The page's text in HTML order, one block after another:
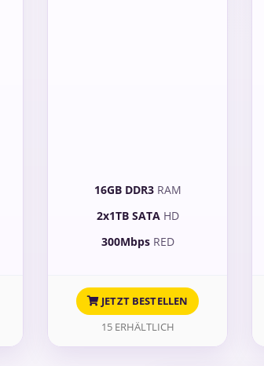
16GB DDR3RAM
2x1TB SATAHD
300MbpsRED
JETZT BESTELLEN
15 ERHÄLTLICH